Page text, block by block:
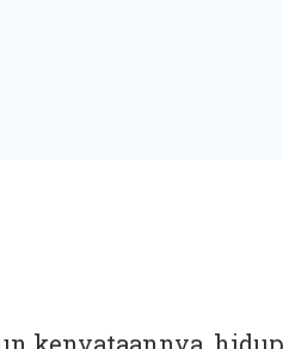
kenyataannya,